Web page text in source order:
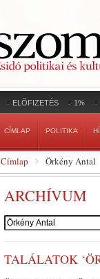
ELŐFIZETÉS 1%
CÍMLAP POLITIKA
Címlap Örkény Antal
ARCHÍVUM
Szerző:
TALÁLATOK